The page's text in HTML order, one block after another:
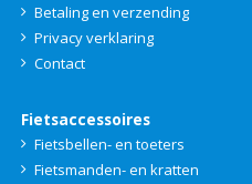
Betaling en verzending
Privacy verklaring
Contact
Fietsaccessoires
Fietsbellen- en toeters
Fietsmanden- en kratten